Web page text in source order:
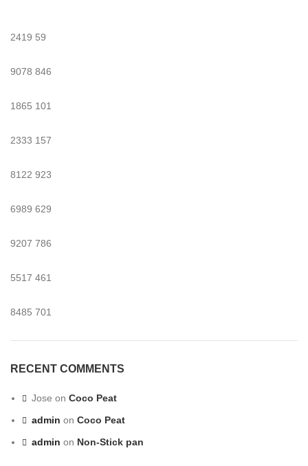
2419 59
9078 846
1865 101
2333 157
8122 923
6989 629
9207 786
5517 461
8485 701
RECENT COMMENTS
Jose on Coco Peat
admin on Coco Peat
admin on Non-Stick pan